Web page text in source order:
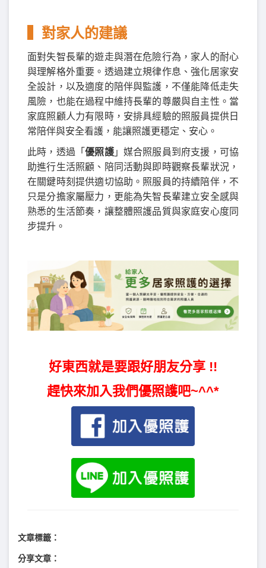
▍對家人的建議
面對失智長輩的遊走與潛在危險行為，家人的耐心
與理解格外重要。透過建立規律作息、強化居家安
全設計，以及適度的陪伴與監護，不僅能降低走失
風險，也能在過程中維持長輩的尊嚴與自主性。當
家庭照顧人力有限時，安排具經驗的照服員提供日
常陪伴與安全看護，能讓照護更穩定、安心。
此時，透過「優照護」媒合照服員到府支援，可協
助進行生活照顧、陪同活動與即時觀察長輩狀況，
在關鍵時刻提供適切協助。照服員的持續陪伴，不
只是分擔家屬壓力，更能為失智長輩建立安全感與
熟悉的生活節奏，讓整體照護品質與家庭安心度同
步提升。
好東西就是要跟好朋友分享 !!
趕快來加入我們優照護吧~^^*
文章標籤：
分享文章：